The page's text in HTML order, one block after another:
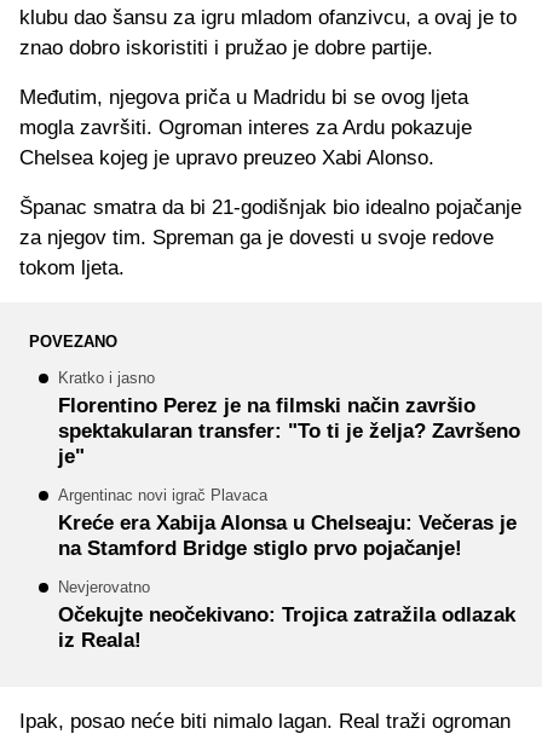
klubu dao šansu za igru mladom ofanzivcu, a ovaj je to
znao dobro iskoristiti i pružao je dobre partije.
Međutim, njegova priča u Madridu bi se ovog ljeta
mogla završiti. Ogroman interes za Ardu pokazuje
Chelsea kojeg je upravo preuzeo Xabi Alonso.
Španac smatra da bi 21-godišnjak bio idealno pojačanje
za njegov tim. Spreman ga je dovesti u svoje redove
tokom ljeta.
POVEZANO
Kratko i jasno
Florentino Perez je na filmski način završio
spektakularan transfer: "To ti je želja? Završeno
je"
Argentinac novi igrač Plavaca
Kreće era Xabija Alonsa u Chelseaju: Večeras je
na Stamford Bridge stiglo prvo pojačanje!
Nevjerovatno
Očekujte neočekivano: Trojica zatražila odlazak
iz Reala!
Ipak, posao neće biti nimalo lagan. Real traži ogroman